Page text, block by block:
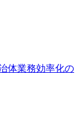
体業務効率化の